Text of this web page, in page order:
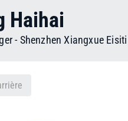
Haihai
- Shenzhen Xiangxue Eisiti